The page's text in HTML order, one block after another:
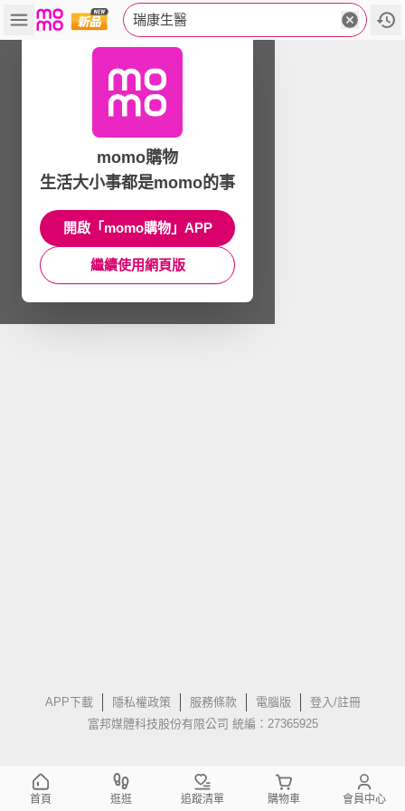
瑞康生醫
APP下載 隱私權政策 服務條款 電腦版
登入/註冊
富邦媒體科技股份有限公司 統編：27365925
momo購物
生活大小事都是momo的事
開啟「momo購物」APP
繼續使用網頁版
首頁 逛逛 追蹤清單 購物車 會員中心